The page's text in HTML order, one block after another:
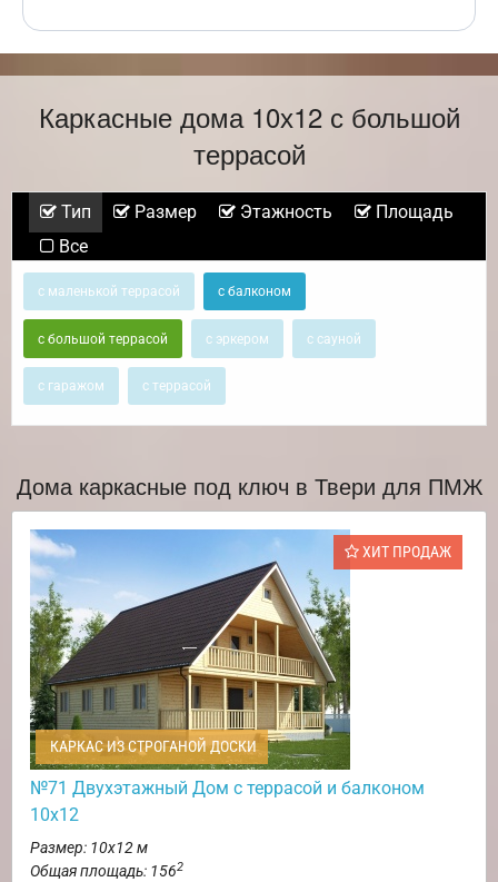
Каркасные дома 10х12 с большой
террасой
Тип Размер Этажность
Площадь
Все
с маленькой террасой с балконом
с большой террасой с эркером с сауной
с гаражом с террасой
Дома каркасные под ключ в Твери для ПМЖ
ХИТ ПРОДАЖ
КАРКАС ИЗ СТРОГАНОЙ ДОСКИ
№71 Двухэтажный Дом с террасой и балконом
10х12
Размер: 10х12 м
Общая площадь: 1562